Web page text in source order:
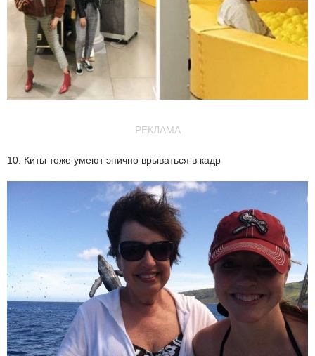
РЕКЛАМА
10. Киты тоже умеют эпично врываться в кадр